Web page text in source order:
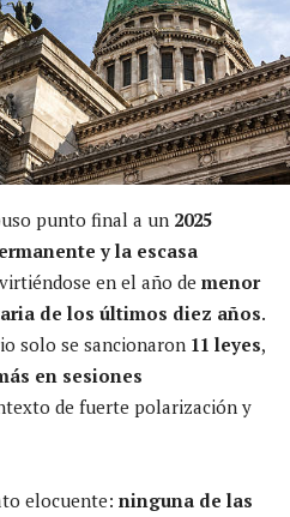
punto final a un 2025
y la escasa
en el año de menor
de los últimos diez años.
solo se sancionaron 11 leyes,
en sesiones
de fuerte polarización y
elocuente: ninguna de las